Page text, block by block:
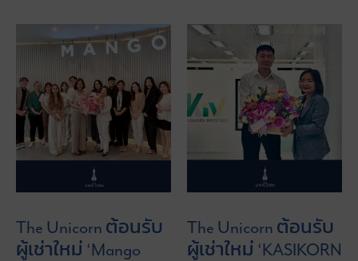
The Unicorn ต้อนรับ
ผู้เช่าใหม่ ‘Mango
The Unicorn ต้อนรับ
ผู้เช่าใหม่ ‘KASIKORN